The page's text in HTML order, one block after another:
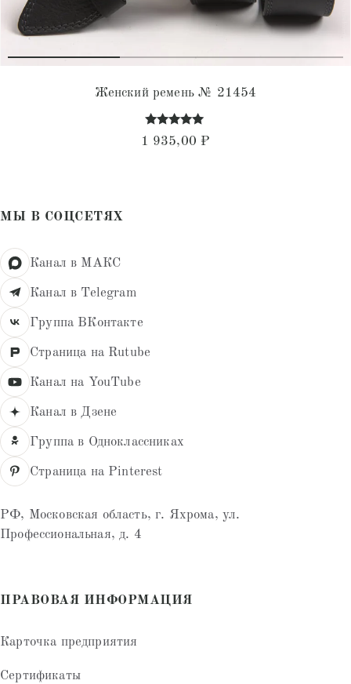
Женский ремень № 21454
Оценка
4.87
1 935,00 ₽
МЫ В СОЦСЕТЯХ
Канал в МАКС
Канал в Telegram
Группа ВКонтакте
Страница на Rutube
Канал на YouTube
Канал в Дзене
Группа в Одноклассниках
Страница на Pinterest
РФ, Московская область, г. Яхрома, ул.
Профессиональная, д. 4
ПРАВОВАЯ ИНФОРМАЦИЯ
Карточка предприятия
Сертификаты